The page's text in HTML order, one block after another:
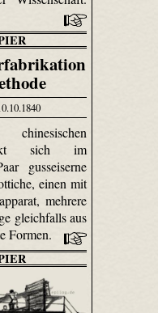
sich im
gusseiserne
einen mit
mehrere
gleichfalls aus
Formen.